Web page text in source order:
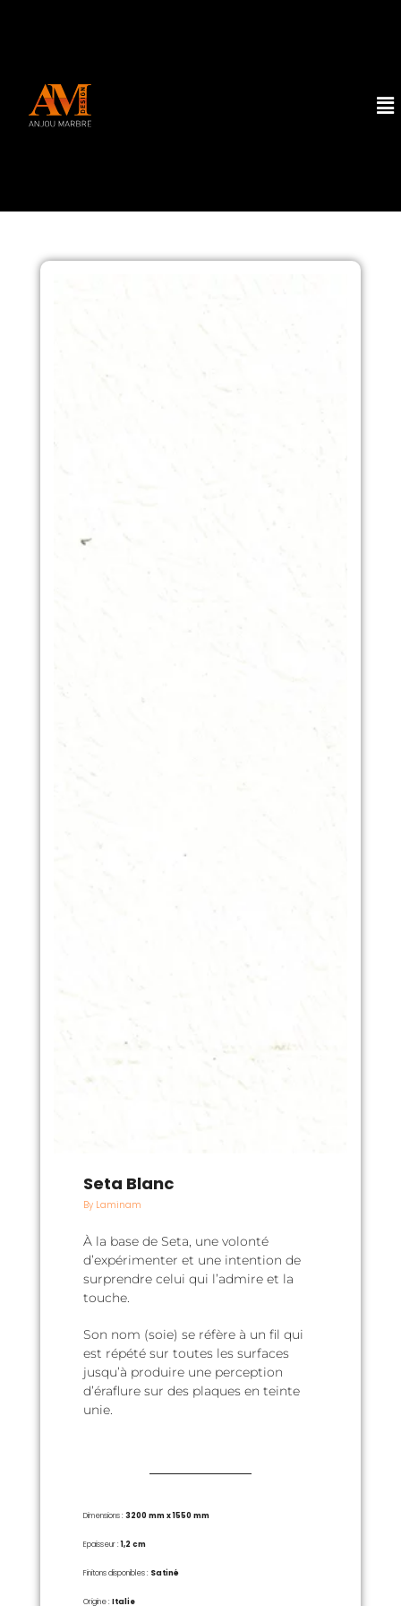
Seta Blanc
By Laminam
À la base de Seta, une volonté
d’expérimenter et une intention de
surprendre celui qui l’admire et la
touche.
Son nom (soie) se réfère à un fil qui
est répété sur toutes les surfaces
jusqu’à produire une perception
d’éraflure sur des plaques en teinte
unie.
Dimensions : 3200 mm x 1550 mm
Epaisseur :1,2cm
Finitons disponibles : Satiné
Origine : Italie